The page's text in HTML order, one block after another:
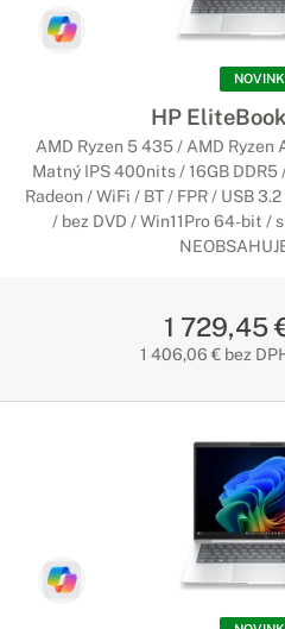
HP
AMD Ryzen 5 435 / AMD Ryzen
Matný IPS 400nits / 16GB DDR5
Radeon / WiFi / BT / FPR / USB
/ bez DVD / Win11Pro 64-bit /
1 729,45
1 406,06 € bez